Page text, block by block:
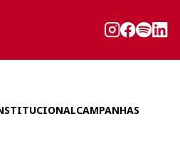
CAMPANHAS